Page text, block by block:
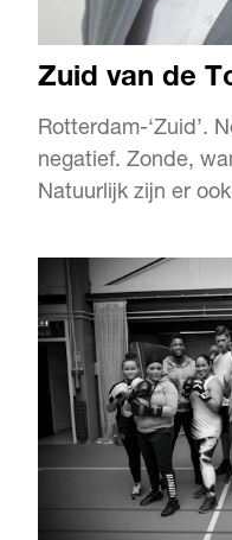
Zuid van de
Rotterdam-‘Zuid’.
negatief. Zonde,
Natuurlijk zijn er
Zuid mooi maakt.
samen wat van
buurt
verbeteren…